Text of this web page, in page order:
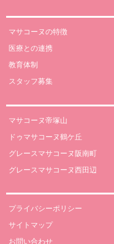
マサコーヌの特徴
医療との連携
教育体制
スタッフ募集
マサコーヌ帝塚山
ドゥマサコーヌ鶴ケ丘
グレースマサコーヌ阪南町
グレースマサコーヌ西田辺
プライバシーポリシー
サイトマップ
お問い合わせ